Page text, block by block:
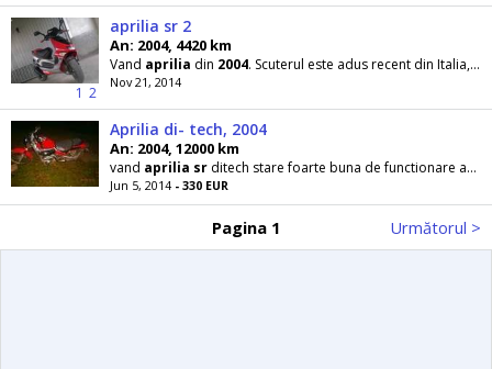
1 2
aprilia sr 2
An: 2004, 4420 km
Vand aprilia din 2004. Scuterul este adus recent din Italia, cu acte. Este in stare foarte buna
Nov 21, 2014
Aprilia di- tech, 2004
An: 2004, 12000 km
vand aprilia sr ditech stare foarte buna de functionare accept orice test. . . viteza maxima 95km\h
Jun 5, 2014 - 330 EUR
Pagina 1 Următorul >